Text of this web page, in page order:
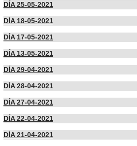
DÍA 25-05-2021
DÍA 18-05-2021
DÍA 17-05-2021
DÍA 13-05-2021
DÍA 29-04-2021
DÍA 28-04-2021
DÍA 27-04-2021
DÍA 22-04-2021
DÍA 21-04-2021